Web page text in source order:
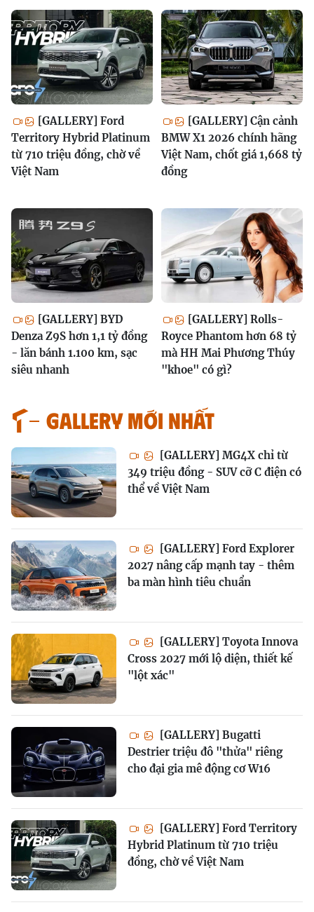
[GALLERY] Ford
Territory Hybrid Platinum
từ 710 triệu đồng, chờ về
Việt Nam
[GALLERY] Cận cảnh
BMW X1 2026 chính hãng
Việt Nam, chốt giá 1,668 tỷ
đồng
[GALLERY] BYD
Denza Z9S hơn 1,1 tỷ đồng
- lăn bánh 1.100 km, sạc
siêu nhanh
[GALLERY] Rolls-
Royce Phantom hơn 68 tỷ
mà HH Mai Phương Thúy
"khoe" có gì?
GALLERY MỚI NHẤT
[GALLERY] MG4X chỉ từ
349 triệu đồng - SUV cỡ C điện có
thể về Việt Nam
[GALLERY] Ford Explorer
2027 nâng cấp mạnh tay - thêm
ba màn hình tiêu chuẩn
[GALLERY] Toyota Innova
Cross 2027 mới lộ diện, thiết kế
"lột xác"
[GALLERY] Bugatti
Destrier triệu đô "thửa" riêng
cho đại gia mê động cơ W16
[GALLERY] Ford Territory
Hybrid Platinum từ 710 triệu
đồng, chờ về Việt Nam